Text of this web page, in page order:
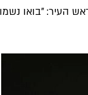
העיר: "בואו